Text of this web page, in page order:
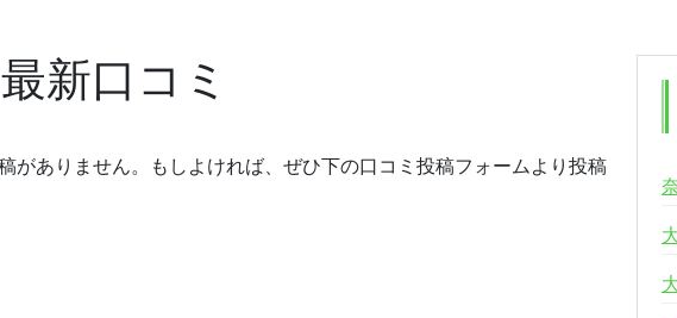
新口コミ
がありません。もしよければ、ぜひ下の口コミ投稿フォームより投稿